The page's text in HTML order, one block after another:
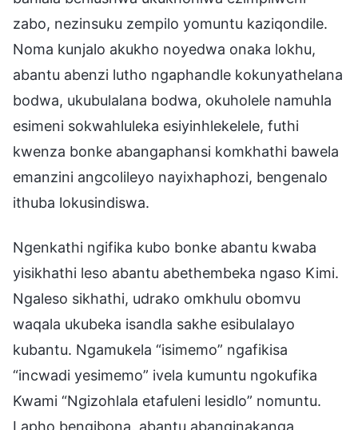
zabo, nezinsuku zempilo yomuntu kaziqondile.
Noma kunjalo akukho noyedwa onaka lokhu,
abantu abenzi lutho ngaphandle kokunyathelana
bodwa, ukubulalana bodwa, okuholele namuhla
esimeni sokwahluleka esiyinhlekelele, futhi
kwenza bonke abangaphansi komkhathi bawela
emanzini angcolileyo nayixhaphozi, bengenalo
ithuba lokusindiswa.
Ngenkathi ngifika kubo bonke abantu kwaba
yisikhathi leso abantu abethembeka ngaso Kimi.
Ngaleso sikhathi, udrako omkhulu obomvu
waqala ukubeka isandla sakhe esibulalayo
kubantu. Ngamukela “isimemo” ngafikisa
“incwadi yesimemo” ivela kumuntu ngokufika
Kwami “Ngizohlala etafuleni lesidlo” nomuntu.
Lapho bengibona, abantu abanginakanga,